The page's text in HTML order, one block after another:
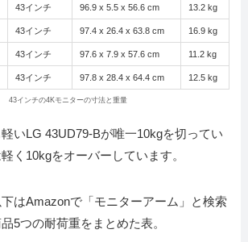
43インチ 96.9 x 5.5 x 56.6 cm 13.2 kg
43インチ 97.4 x 26.4 x 63.8 cm 16.9 kg
43インチ 97.6 x 7.9 x 57.6 cm 11.2 kg
43インチ 97.8 x 28.4 x 64.4 cm 12.5 kg
43インチの4Kモニターの寸法と重量
いLG 43UD79-Bが唯一10kgを切ってい
く10kgをオーバーしています。
はAmazonで「モニターアーム」と検索
5つの耐荷重をまとめた表。